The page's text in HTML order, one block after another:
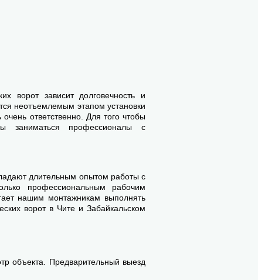
ворот зависит долговечность и
неотъемлемым этапом установки
ответственно. Для того чтобы
заниматься профессионалы с
длительным опытом работы с
профессиональным рабочим
нашим монтажникам выполнять
ворот в Чите и Забайкальском
объекта. Предварительный выезд